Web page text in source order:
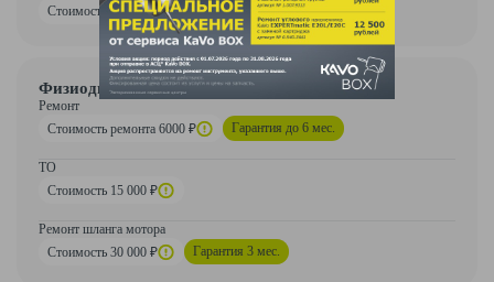
Стоимость 8000 ₽
Гарантия до 3 мес.
Физиодиспансер
Ремонт
Стоимость ремонта 6000 ₽
Гарантия до 6 мес.
ТО
Стоимость 15 000 ₽
Ремонт шланга мотора
Стоимость 30 000 ₽
Гарантия 3 мес.